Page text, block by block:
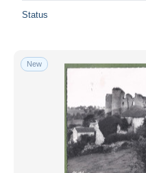
Status
New